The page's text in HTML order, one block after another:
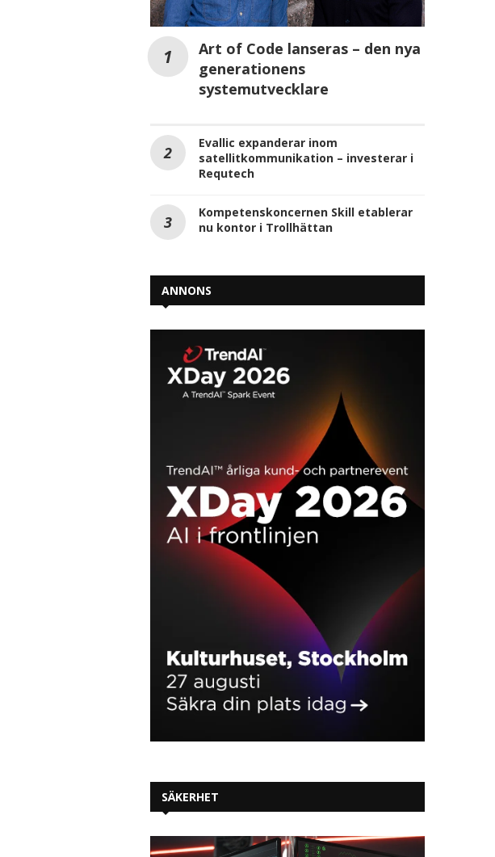
Art of Code lanseras – den nya
generationens
systemutvecklare
Evallic expanderar inom
satellitkommunikation – investerar i
Requtech
Kompetenskoncernen Skill etablerar
nu kontor i Trollhättan
ANNONS
SÄKERHET